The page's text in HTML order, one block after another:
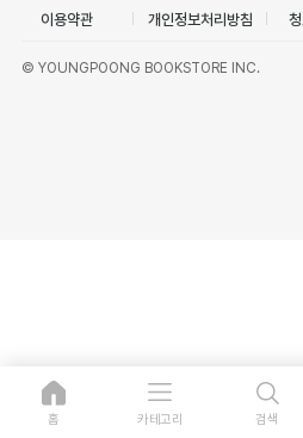
이용약관 개인정보처리방침
© YOUNGPOONG BOOKSTORE INC.
홈 카테고리 검색